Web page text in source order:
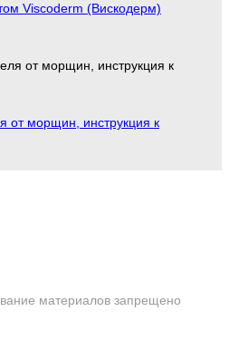
Viscoderm (Вискодерм)
от морщин, инструкция к
материалов запрещено